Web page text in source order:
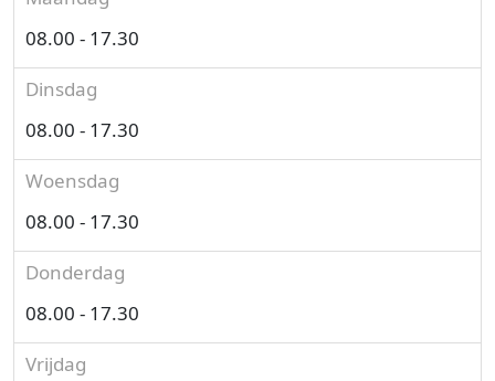
08.00 - 17.30
Dinsdag
08.00 - 17.30
Woensdag
08.00 - 17.30
Donderdag
08.00 - 17.30
Vrijdag